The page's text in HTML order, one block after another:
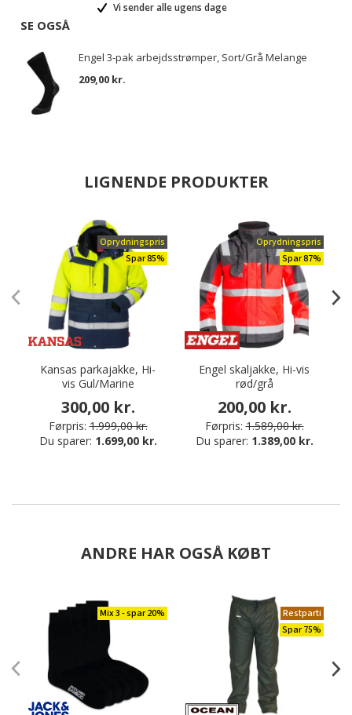
Vi sender alle ugens dage
SE OGSÅ
Engel 3-pak arbejdsstrømper, Sort/Grå Melange
209,00 kr.
LIGNENDE PRODUKTER
Oprydningspris
Spar 85%
Kansas parkajakke, Hi-
vis Gul/Marine
300,00 kr.
Førpris: 1.999,00 kr.
Du sparer: 1.699,00 kr.
Oprydningspris
Spar 87%
Engel skaljakke, Hi-vis
rød/grå
200,00 kr.
Førpris: 1.589,00 kr.
Du sparer: 1.389,00 kr.
ANDRE HAR OGSÅ KØBT
Mix 3 - spar 20%
Restparti
Spar 75%